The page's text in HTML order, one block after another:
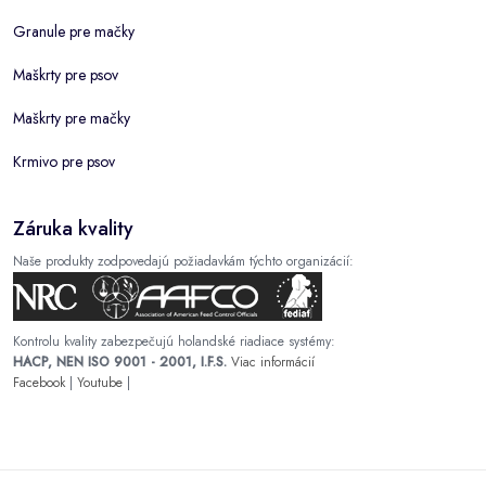
Granule pre mačky
Maškrty pre psov
Maškrty pre mačky
Krmivo pre psov
Záruka kvality
Naše produkty zodpovedajú požiadavkám týchto organizácií:
Kontrolu kvality zabezpečujú holandské riadiace systémy:
HACP, NEN ISO 9001 - 2001, I.F.S. Viac informácií
Facebook| Youtube |